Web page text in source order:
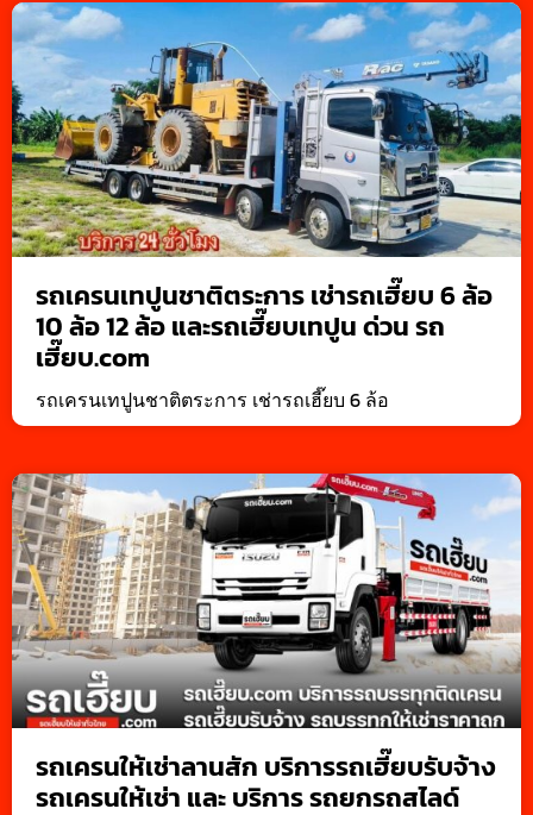
รถเครนเทปูนชาติตระการ เช่ารถเฮี๊ยบ 6 ล้อ
10 ล้อ 12 ล้อ และรถเฮี๊ยบเทปูน ด่วน รถ
เฮี๊ยบ.com
รถเครนเทปูนชาติตระการ เช่ารถเฮี๊ยบ 6 ล้อ
รถเครนให้เช่าลานสัก บริการรถเฮี๊ยบรับจ้าง
รถเครนให้เช่า และ บริการ รถยกรถสไลด์